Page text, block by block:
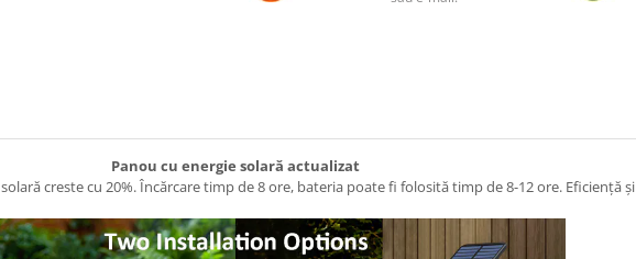
Panou cu energie solară actualizat
creste cu 20%. Încărcare timp de 8 ore, bateria poate fi folosită timp de 8-12 ore. Eficiență